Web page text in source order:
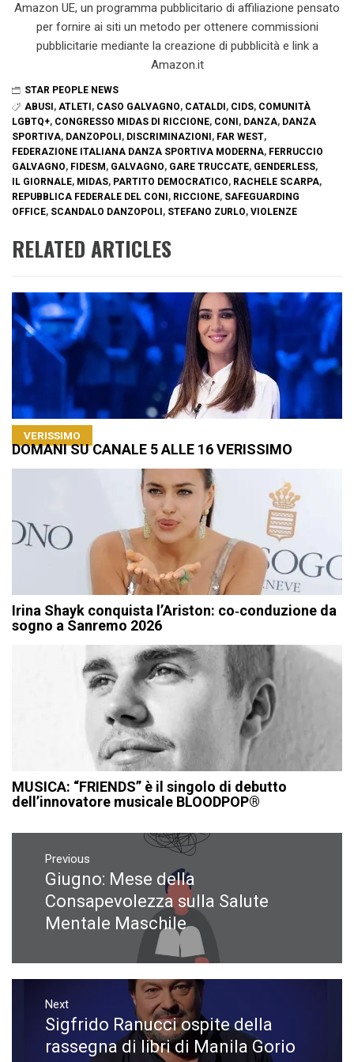
Amazon UE, un programma pubblicitario di affiliazione pensato
per fornire ai siti un metodo per ottenere commissioni
pubblicitarie mediante la creazione di pubblicità e link a
Amazon.it
STAR PEOPLE NEWS
ABUSI , ATLETI , CASO GALVAGNO, CATALDI , CIDS, COMUNITÀ
LGBTQ+, CONGRESSO MIDAS DI RICCIONE, CONI , DANZA, DANZA
SPORTIVA, DANZOPOLI , DISCRIMINAZIONI , FAR WEST,
FEDERAZIONE ITALIANA DANZA SPORTIVA MODERNA, FERRUCCIO
GALVAGNO, FIDESM , GALVAGNO, GARE TRUCCATE, GENDERLESS,
IL GIORNALE, MIDAS, PARTITO DEMOCRATICO, RACHELE SCARPA,
REPUBBLICA FEDERALE DEL CONI , RICCIONE, SAFEGUARDING
OFFICE, SCANDALO DANZOPOLI , STEFANO ZURLO, VIOLENZE
RELATED ARTICLES
VERISSIMO
DOMANI SU CANALE 5 ALLE 16 VERISSIMO
Irina Shayk conquista l’Ariston: co‑conduzione da
sogno a Sanremo 2026
MUSICA: “FRIENDS” è il singolo di debutto
dell’innovatore musicale BLOODPOP®
Navigazione
articoli
Previous
Previous
post:
Giugno: Mese della
Consapevolezza sulla Salute
Mentale Maschile
Next
Next
post:
Sigfrido Ranucci ospite della
rassegna di libri di Manila Gorio